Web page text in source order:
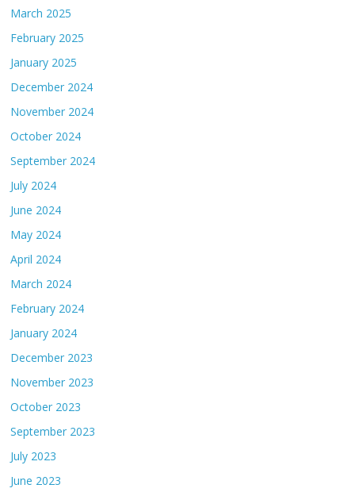
March 2025
February 2025
January 2025
December 2024
November 2024
October 2024
September 2024
July 2024
June 2024
May 2024
April 2024
March 2024
February 2024
January 2024
December 2023
November 2023
October 2023
September 2023
July 2023
June 2023